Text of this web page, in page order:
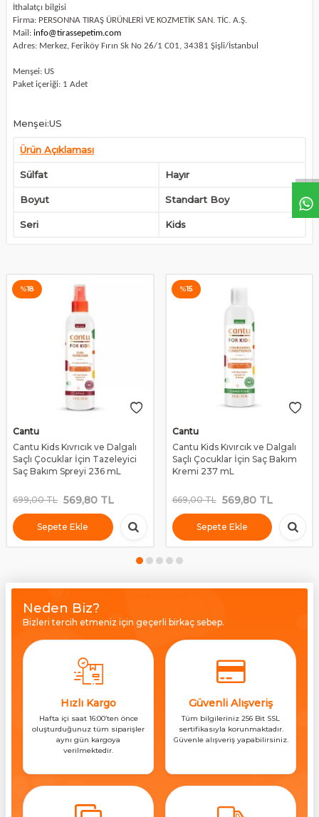
İthalatçı bilgisi
Firma: PERSONNA TIRAŞ ÜRÜNLERİ VE KOZMETİK SAN. TİC. A.Ş.
Mail: info@tirassepetim.com
Adres: Merkez, Feriköy Fırın Sk No 26/1 C01, 34381 Şişli/İstanbul
Menşei: US
Paket içeriği: 1 Adet
Menşei:US
Ürün Açıklaması
Sülfat Hayır
Boyut Standart Boy
Seri Kids
%18
Cantu
Cantu Kids Kıvrıcık ve Dalgalı
Saçlı Çocuklar İçin Tazeleyici
Saç Bakım Spreyi 236 mL
699,00TL 569,80 TL
Sepete Ekle
%15
Cantu
Cantu Kids Kıvırcık ve Dalgalı
Saçlı Çocuklar İçin Saç Bakım
Kremi 237 mL
669,00TL 569,80TL
Sepete Ekle
Neden Biz?
Bizleri tercih etmeniz için geçerli birkaç sebep.
Hızlı Kargo
Hafta içi saat 16:00’ten önce
oluşturduğunuz tüm siparişler
aynı gün kargoya
verilmektedir.
Güvenli Alışveriş
Tüm bilgileriniz 256 Bit SSL
sertifikasıyla korunmaktadır.
Güvenle alışveriş yapabilirsiniz.